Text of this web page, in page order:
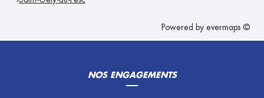
Powered by evermaps ©
NOS ENGAGEMENTS